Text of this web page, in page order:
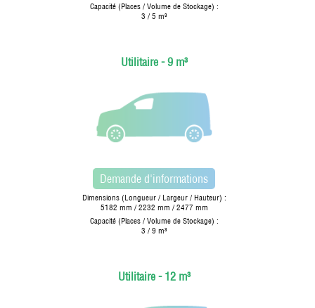
Capacité (Places / Volume de Stockage) :
3 / 5 m³
Utilitaire - 9 m³
Demande d'informations
Dimensions (Longueur / Largeur / Hauteur) :
5182 mm / 2232 mm / 2477 mm
Capacité (Places / Volume de Stockage) :
3 / 9 m³
Utilitaire - 12 m³